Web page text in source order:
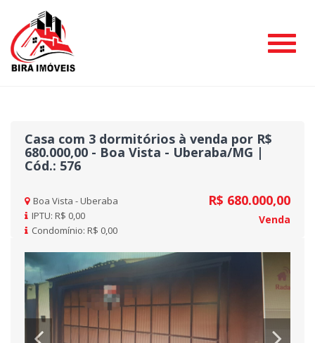
#
Casa com 3 dormitórios à venda por R$
680.000,00 - Boa Vista - Uberaba/MG |
Cód.: 576
Boa Vista - Uberaba
IPTU: R$ 0,00
Condomínio: R$ 0,00
R$ 680.000,00
Venda
Previous